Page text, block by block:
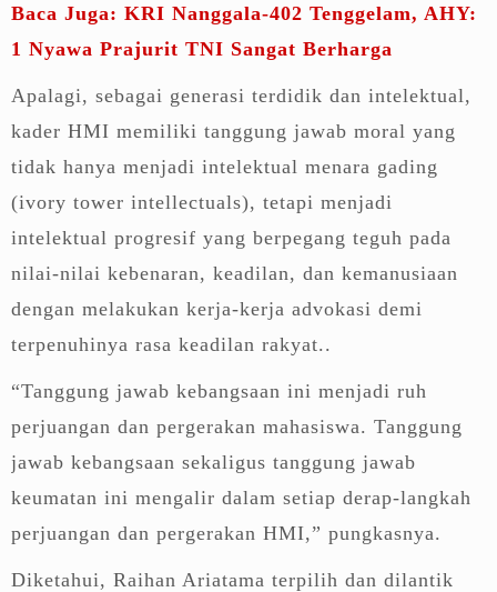
Baca Juga: KRI Nanggala-402 Tenggelam, AHY:
1 Nyawa Prajurit TNI Sangat Berharga
Apalagi, sebagai generasi terdidik dan intelektual,
kader HMI memiliki tanggung jawab moral yang
tidak hanya menjadi intelektual menara gading
(ivory tower intellectuals), tetapi menjadi
intelektual progresif yang berpegang teguh pada
nilai-nilai kebenaran, keadilan, dan kemanusiaan
dengan melakukan kerja-kerja advokasi demi
terpenuhinya rasa keadilan rakyat..
“Tanggung jawab kebangsaan ini menjadi ruh
perjuangan dan pergerakan mahasiswa. Tanggung
jawab kebangsaan sekaligus tanggung jawab
keumatan ini mengalir dalam setiap derap-langkah
perjuangan dan pergerakan HMI,” pungkasnya.
Diketahui, Raihan Ariatama terpilih dan dilantik